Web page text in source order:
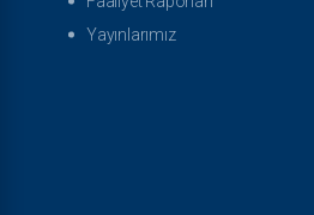
Yayınlarımız